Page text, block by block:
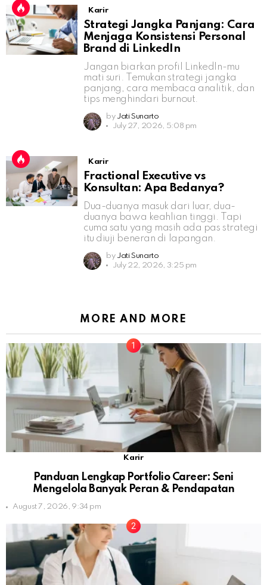
Karir
Strategi Jangka Panjang: Cara
Menjaga Konsistensi Personal
Brand di LinkedIn
Jangan biarkan profil LinkedIn-mu
mati suri. Temukan strategi jangka
panjang, cara membaca analitik, dan
tips menghindari burnout.
by Jati Sunarto
July 27, 2026, 5:08 pm
Karir
Fractional Executive vs
Konsultan: Apa Bedanya?
Dua-duanya masuk dari luar, dua-
duanya bawa keahlian tinggi. Tapi
cuma satu yang masih ada pas strategi
itu diuji beneran di lapangan.
by Jati Sunarto
July 22, 2026, 3:25 pm
MORE AND MORE
Karir
Panduan Lengkap Portfolio Career: Seni
Mengelola Banyak Peran & Pendapatan
August 7, 2026, 9:34 pm